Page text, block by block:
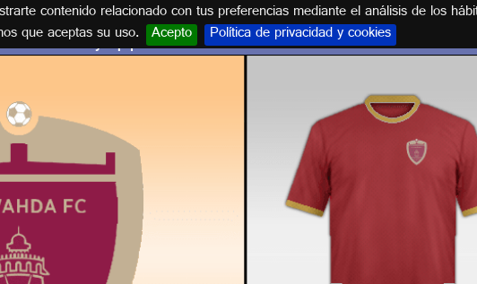
contenido relacionado con tus preferencias mediante el análisis de los
que aceptas su uso. Acepto Política de privacidad y cookies
Escudo y equipación AL-WAHDA F.C.-1